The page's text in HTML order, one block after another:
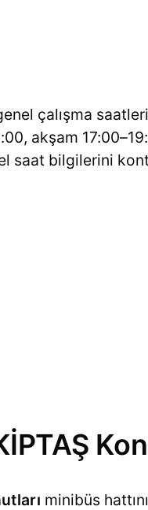
çalışma saatleri
akşam
saat bilgilerini
minibüs